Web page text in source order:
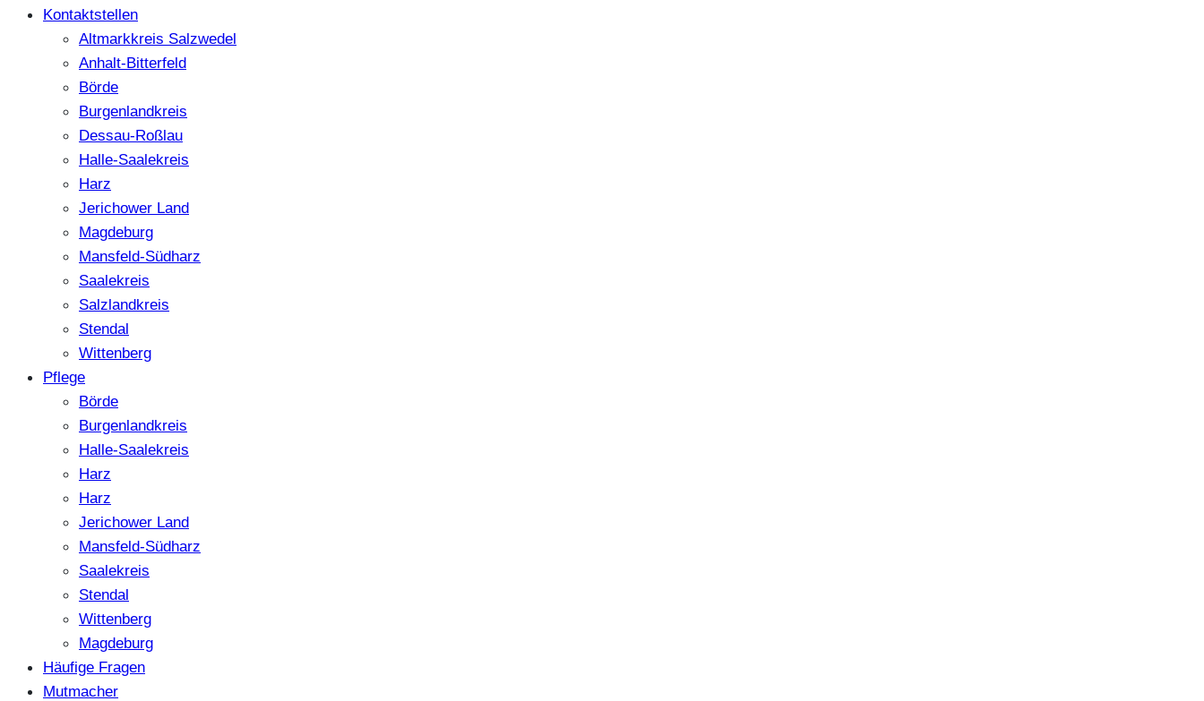
Kontaktstellen
Altmarkkreis Salzwedel
Anhalt-Bitterfeld
Börde
Burgenlandkreis
Dessau-Roßlau
Halle-Saalekreis
Harz
Jerichower Land
Magdeburg
Mansfeld-Südharz
Saalekreis
Salzlandkreis
Stendal
Wittenberg
Pflege
Börde
Burgenlandkreis
Halle-Saalekreis
Harz
Harz
Jerichower Land
Mansfeld-Südharz
Saalekreis
Stendal
Wittenberg
Magdeburg
Häufige Fragen
Mutmacher